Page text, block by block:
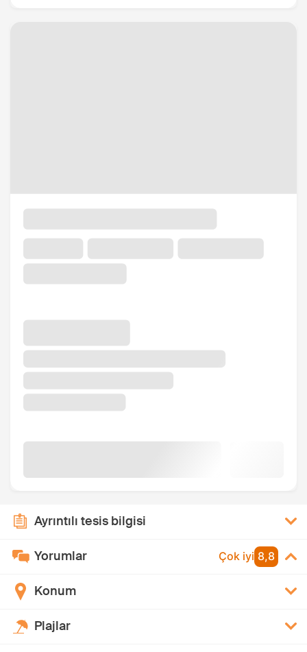
Ayrıntılı tesis bilgisi
Yorumlar Çok iyi 8,8
Konum
Plajlar